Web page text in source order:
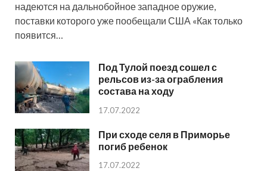
надеются на дальнобойное западное оружие,
поставки которого уже пообещали США «Как только
появится…
Под Тулой поезд сошел с
рельсов из-за ограбления
состава на ходу
17.07.2022
При сходе селя в Приморье
погиб ребенок
17.07.2022